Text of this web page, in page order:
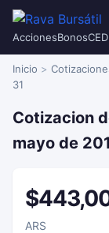
AccionesBonos
Inicio
31
Cotizacion
mayo de
ARS